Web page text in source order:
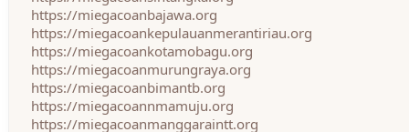
https://miegacoanbajawa.org
https://miegacoankepulauanmerantiriau.org
https://miegacoankotamobagu.org
https://miegacoanmurungraya.org
https://miegacoanbimantb.org
https://miegacoannmamuju.org
https://miegacoanmanggaraintt.org